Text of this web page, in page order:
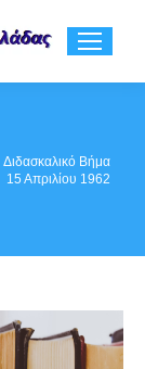
Διδασκαλικό Βήμα
15 Απριλίου 1962